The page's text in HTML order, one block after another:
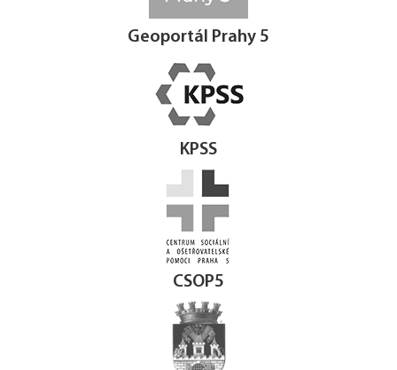
Geoportál Prahy 5
KPSS
CSOP5